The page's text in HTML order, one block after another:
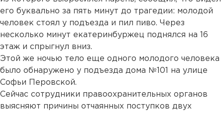
его буквально за пять минут до трагедии: молодой
человек стоял у подъезда и пил пиво. Через
несколько минут екатеринбуржец поднялся на 16
этаж и спрыгнул вниз.
Этой же ночью тело еще одного молодого человека
было обнаружено у подъезда дома №101 на улице
Софьи Перовской.
Сейчас сотрудники правоохранительных органов
выясняют причины отчаянных поступков двух